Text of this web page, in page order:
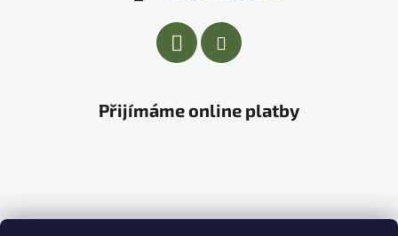
Přijímáme online platby